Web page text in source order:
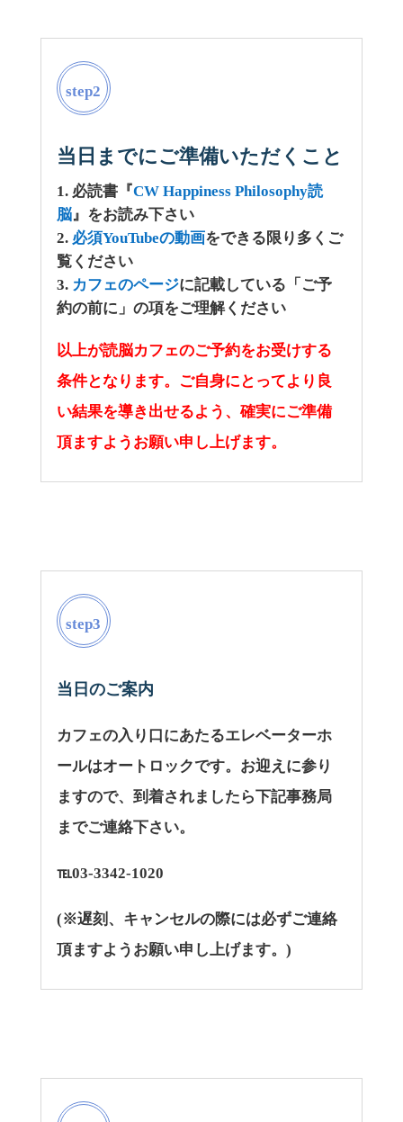
step2
当日までにご準備いただくこと
必読書『CW Happiness Philosophy読
脳』をお読み下さい
必須YouTubeの動画をできる限り多くご
覧ください
カフェのページに記載している「ご予
約の前に」の項をご理解ください
以上が読脳カフェのご予約をお受けする
条件となります。ご自身にとってより良
い結果を導き出せるよう、確実にご準備
頂ますようお願い申し上げます。
step3
当日のご案内
カフェの入り口にあたるエレベーターホ
ールはオートロックです。お迎えに参り
ますので、到着されましたら下記事務局
までご連絡下さい。
℡03-3342-1020
(※遅刻、キャンセルの際には必ずご連絡
頂ますようお願い申し上げます。)